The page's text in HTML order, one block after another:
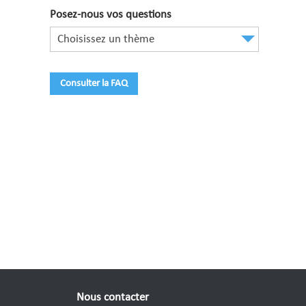
Posez-nous vos questions
Choisissez un thème
Consulter la FAQ
Nous contacter